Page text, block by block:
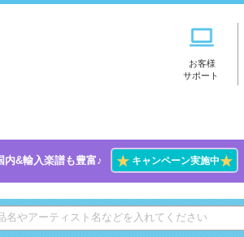
お客様
サポート
内&輸入楽譜も豊富♪ ★キャンペーン実施中★